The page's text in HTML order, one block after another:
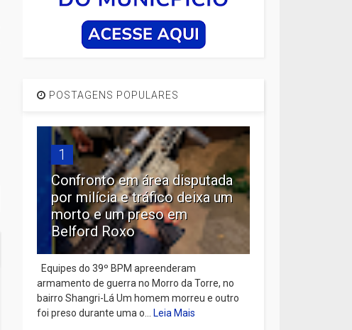
POSTAGENS POPULARES
1
Confronto em área disputada
por milícia e tráfico deixa um
morto e um preso em
Belford Roxo
Equipes do 39º BPM apreenderam
armamento de guerra no Morro da Torre, no
bairro Shangri-Lá Um homem morreu e outro
foi preso durante uma o...Leia Mais